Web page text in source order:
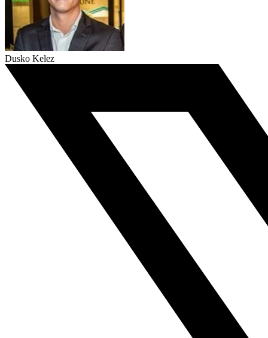
Dusko Kelez